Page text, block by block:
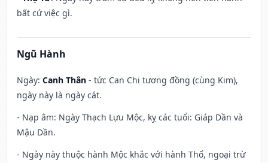
bất cứ việc gì.
Ngũ Hành
Ngày: Canh Thân - tức Can Chi tương đồng (cùng Kim),
ngày này là ngày cát.
- Nạp âm: Ngày Thạch Lựu Mộc, kỵ các tuổi: Giáp Dần và
Mậu Dần.
- Ngày này thuộc hành Mộc khắc với hành Thổ, ngoại trừ